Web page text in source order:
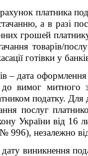
платника
а в разі
грошей
товарів/
готівки у
‒ дата
вимог митного
податку.
послуг
України від
№ 996), незалежно
виникнення